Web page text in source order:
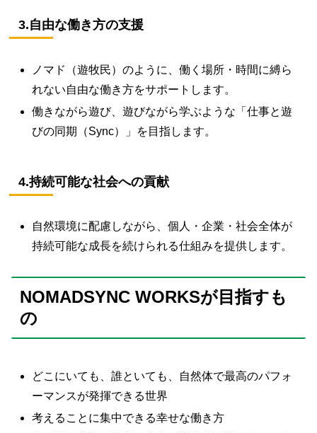
3.自由な働き方の支援
ノマド（遊牧民）のように、働く場所・時間に縛ら
れない自由な働き方をサポートします。
働きながら遊び、遊びながら学ぶような「仕事と遊
びの同期（Sync）」を目指します。
4.持続可能な社会への貢献
自然環境に配慮しながら、個人・企業・社会全体が
持続可能な成長を続けられる仕組みを提供します。
NOMADSYNC WORKSが目指すも
の
どこにいても、誰といても、自然体で最高のパフォ
ーマンスが発揮できる世界
考えることに集中できる幸せな働き方